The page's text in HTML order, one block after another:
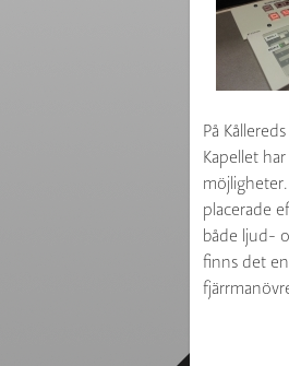
På
Kapellet
placerade
både ljud-
finns det